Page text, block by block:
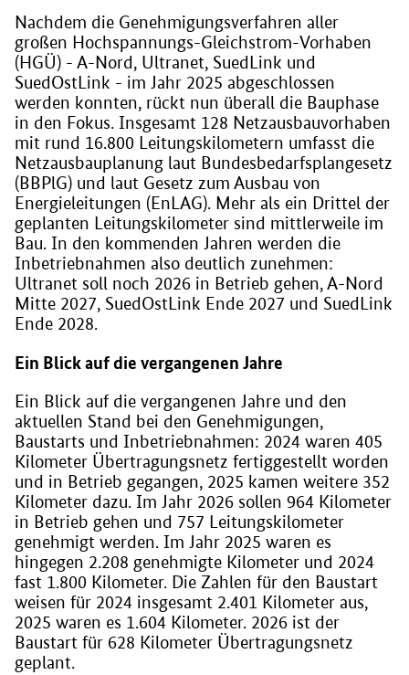
Nachdem die Genehmigungsverfahren aller
großen Hochspannungs-Gleichstrom-Vorhaben
(HGÜ) - A-Nord, Ultranet, SuedLink und
SuedOstLink - im Jahr 2025 abgeschlossen
werden konnten, rückt nun überall die Bauphase
in den Fokus. Insgesamt 128 Netzausbauvorhaben
mit rund 16.800 Leitungskilometern umfasst die
Netzausbauplanung laut Bundesbedarfsplangesetz
(BBPlG) und laut Gesetz zum Ausbau von
Energieleitungen (EnLAG). Mehr als ein Drittel der
geplanten Leitungskilometer sind mittlerweile im
Bau. In den kommenden Jahren werden die
Inbetriebnahmen also deutlich zunehmen:
Ultranet soll noch 2026 in Betrieb gehen, A-Nord
Mitte 2027, SuedOstLink Ende 2027 und SuedLink
Ende 2028.
Ein Blick auf die vergangenen Jahre
Ein Blick auf die vergangenen Jahre und den
aktuellen Stand bei den Genehmigungen,
Baustarts und Inbetriebnahmen: 2024 waren 405
Kilometer Übertragungsnetz fertiggestellt worden
und in Betrieb gegangen, 2025 kamen weitere 352
Kilometer dazu. Im Jahr 2026 sollen 964 Kilometer
in Betrieb gehen und 757 Leitungskilometer
genehmigt werden. Im Jahr 2025 waren es
hingegen 2.208 genehmigte Kilometer und 2024
fast 1.800 Kilometer. Die Zahlen für den Baustart
weisen für 2024 insgesamt 2.401 Kilometer aus,
2025 waren es 1.604 Kilometer. 2026 ist der
Baustart für 628 Kilometer Übertragungsnetz
geplant.